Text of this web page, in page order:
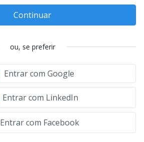
Continuar
ou, se preferir
Entrar com Google
Entrar com LinkedIn
Entrar com Facebook